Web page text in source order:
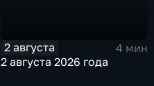
2 августа
4 мин
2 августа 2026 года